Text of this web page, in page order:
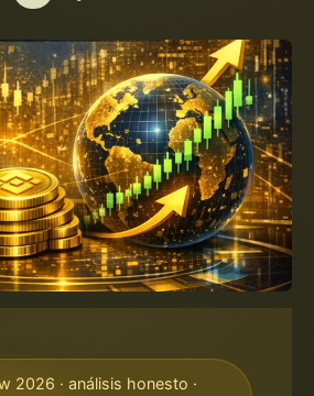
2026 · análisis honesto ·